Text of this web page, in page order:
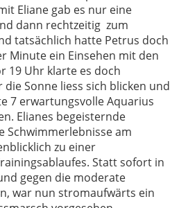
Eliane gab es nur eine
dann rechtzeitig zum
tatsächlich hatte Petrus doch
Minute ein Einsehen mit den
19 Uhr klarte es doch
Sonne liess sich blicken und
7 erwartungsvolle Aquarius
Elianes begeisternde
Schwimmerlebnisse am
zu einer
Statt sofort in
gegen die moderate
war nun stromaufwärts ein